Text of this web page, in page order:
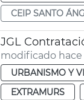
CEIP SANTO
JGL
modificado hace
URBANISMO Y
EXTRAMURS